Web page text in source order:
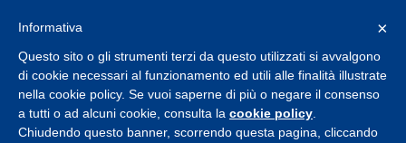
×
Informativa
Questo sito o gli strumenti terzi da questo utilizzati si avvalgono
di cookie necessari al funzionamento ed utili alle finalità illustrate
nella cookie policy. Se vuoi saperne di più o negare il consenso
a tutti o ad alcuni cookie, consulta la cookie policy
Chiudendo questo banner, scorrendo questa pagina, cliccando